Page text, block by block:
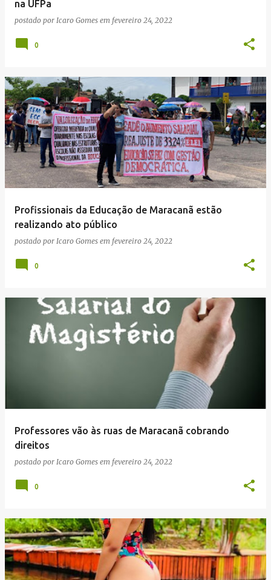
na UFPa
postado por Icaro Gomes em fevereiro 24, 2022
0
Profissionais da Educação de Maracanã estão
realizando ato público
postado por Icaro Gomes em fevereiro 24, 2022
0
Professores vão às ruas de Maracanã cobrando
direitos
postado por Icaro Gomes em fevereiro 24, 2022
0